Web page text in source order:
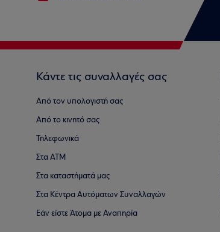
Κάντε τις συναλλαγές σας
Από τον υπολογιστή σας
Από το κινητό σας
Τηλεφωνικά
Στα ΑΤΜ
Στα καταστήματά μας
Στα Κέντρα Αυτόματων Συναλλαγών
Εάν είστε Άτομα με Αναπηρία